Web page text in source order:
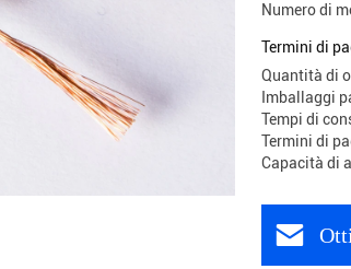
Numero di
Termini di
Quantità di
Imballaggi
Tempi di
Termini di
Capacità di